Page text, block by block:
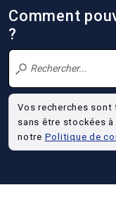
Comment
?
Vos recherches
sans être stockées
notre Politique de